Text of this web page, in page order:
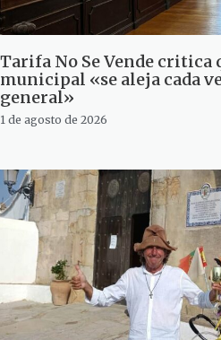
Tarifa No Se Vende critica
municipal «se aleja cada
general»
1 de agosto de 2026